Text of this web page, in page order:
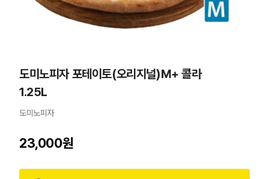
도미노피자 포테이토(오리지널)M+ 콜라
1.25L
도미노피자
23,000원